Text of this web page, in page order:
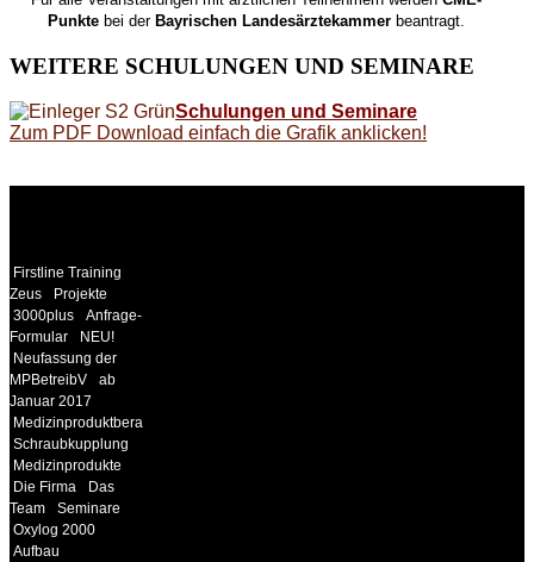
Punkte bei derBayrischen Landesärztekammer beantragt.
WEITERE SCHULUNGEN UND SEMINARE
Schulungen und Seminare
Zum PDF Download einfach die Grafik anklicken!
Firstline Training
Zeus
Projekte
3000plus
Anfrage-
Formular
NEU!
Neufassung der
MPBetreibV
ab
Januar 2017
Medizinproduktberater
Schraubkupplung
Medizinprodukte
Die Firma
Das
Team
Seminare
Oxylog 2000
Aufbau